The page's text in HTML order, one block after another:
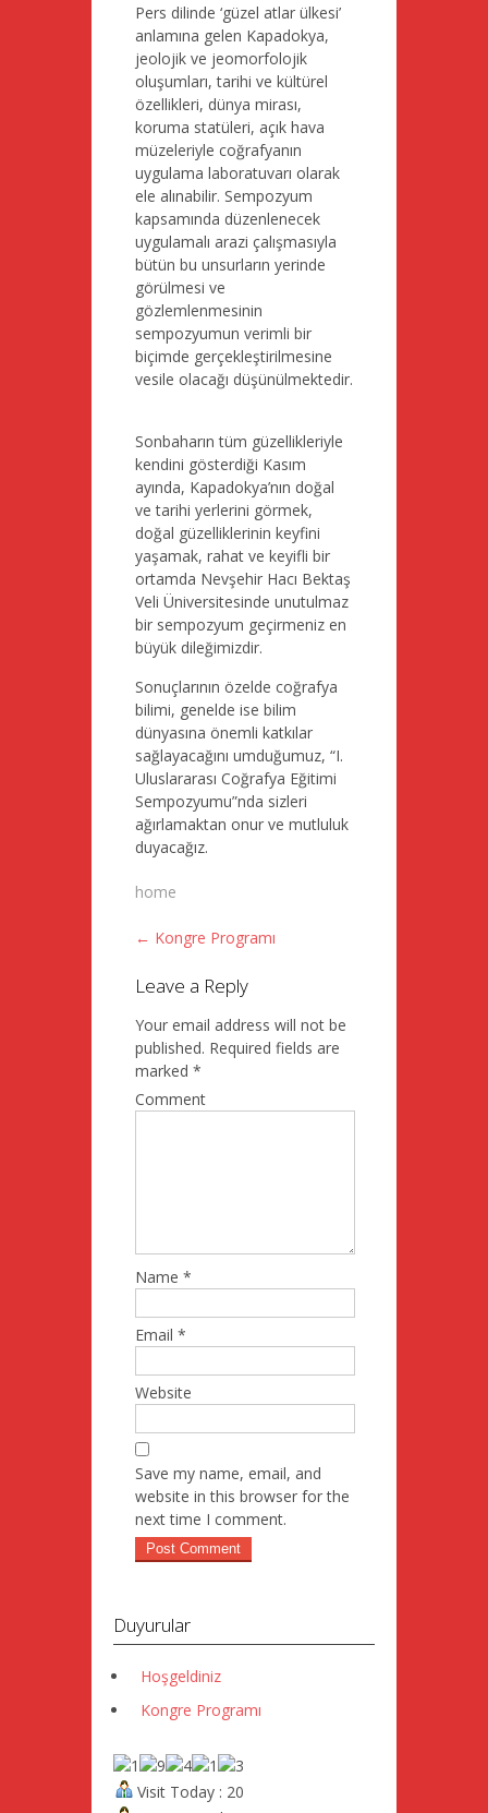
Pers dilinde ‘güzel atlar ülkesi’
anlamına gelen Kapadokya,
jeolojik ve jeomorfolojik
oluşumları, tarihi ve kültürel
özellikleri, dünya mirası,
koruma statüleri, açık hava
müzeleriyle coğrafyanın
uygulama laboratuvarı olarak
ele alınabilir. Sempozyum
kapsamında düzenlenecek
uygulamalı arazi çalışmasıyla
bütün bu unsurların yerinde
görülmesi ve
gözlemlenmesinin
sempozyumun verimli bir
biçimde gerçekleştirilmesine
vesile olacağı düşünülmektedir.
Sonbaharın tüm güzellikleriyle
kendini gösterdiği Kasım
ayında, Kapadokya’nın doğal
ve tarihi yerlerini görmek,
doğal güzelliklerinin keyfini
yaşamak, rahat ve keyifli bir
ortamda Nevşehir Hacı Bektaş
Veli Üniversitesinde unutulmaz
bir sempozyum geçirmeniz en
büyük dileğimizdir.
Sonuçlarının özelde coğrafya
bilimi, genelde ise bilim
dünyasına önemli katkılar
sağlayacağını umduğumuz, “I.
Uluslararası Coğrafya Eğitimi
Sempozyumu”nda sizleri
ağırlamaktan onur ve mutluluk
duyacağız.
home
Post
navigation
← Kongre Programı
Leave a Reply
Your email address will not be
published. Required fields are
marked *
Comment
Name *
Email *
Website
Save my name, email, and
website in this browser for the
next time I comment.
Duyurular
Hoşgeldiniz
Kongre Programı
Visit Today : 20